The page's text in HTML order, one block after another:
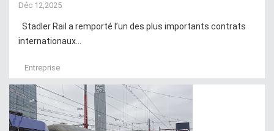
Déc 12,2025
Stadler Rail a remporté l’un des plus importants contrats
internationaux...
Entreprise